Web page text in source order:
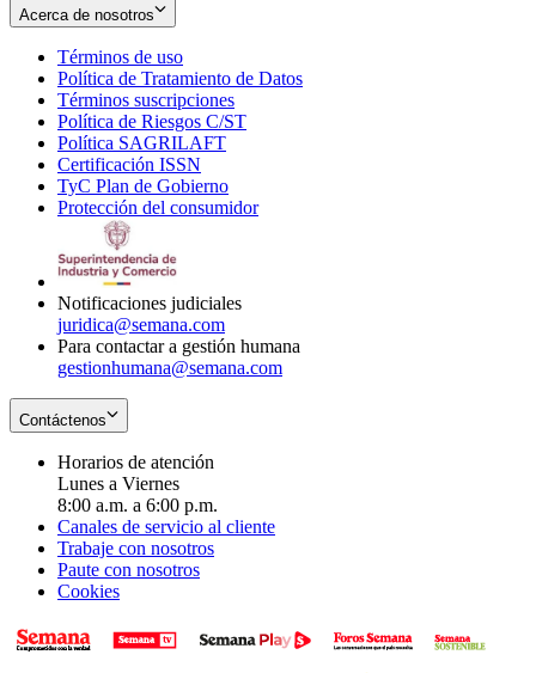
Acerca de nosotros
Términos de uso
in
new
window
Política de Tratamiento de Datos
Términos suscripciones
in
Política de Riesgos C/ST
Política SAGRILAFT
new
window
Certificación ISSN
in
new
TyC Plan de Gobierno
in
Protección del consumidorOpens
Notificaciones judiciales
juridica@semana.com
Para contactar a gestión humana
gestionhumana@semana.com
Contáctenos
Horarios de atención
Lunes a Viernes
8:00 a.m. a 6:00 p.m.
Canales de servicio al cliente
Trabaje con nosotros
Paute con nosotros
Cookies